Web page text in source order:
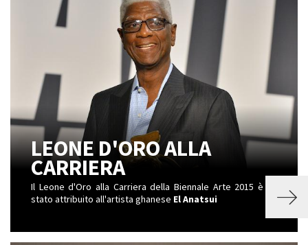
LEONE D'ORO ALLA
CARRIERA
Il Leone d'Oro alla Carriera della Biennale Arte 2015 è
stato attribuito all'artista ghanese El Anatsui